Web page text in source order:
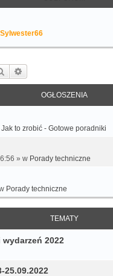
Sylwester66
Szukaj
OGŁOSZENIA
Jak to zrobić - Gotowe poradniki
» w Porady techniczne
Porady techniczne
TEMATY
2022
25.09.2022